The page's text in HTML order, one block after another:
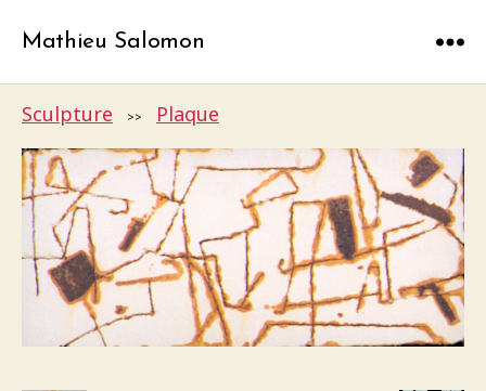
Mathieu Salomon
Sculpture >> Plaque